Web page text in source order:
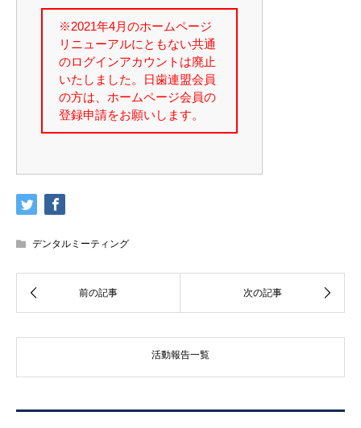
デンタルミーティング
活動報告一覧